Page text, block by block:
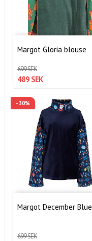
Margot Gloria blouse
699 SEK
489 SEK
- 30%
Margot December Blue
699 SEK